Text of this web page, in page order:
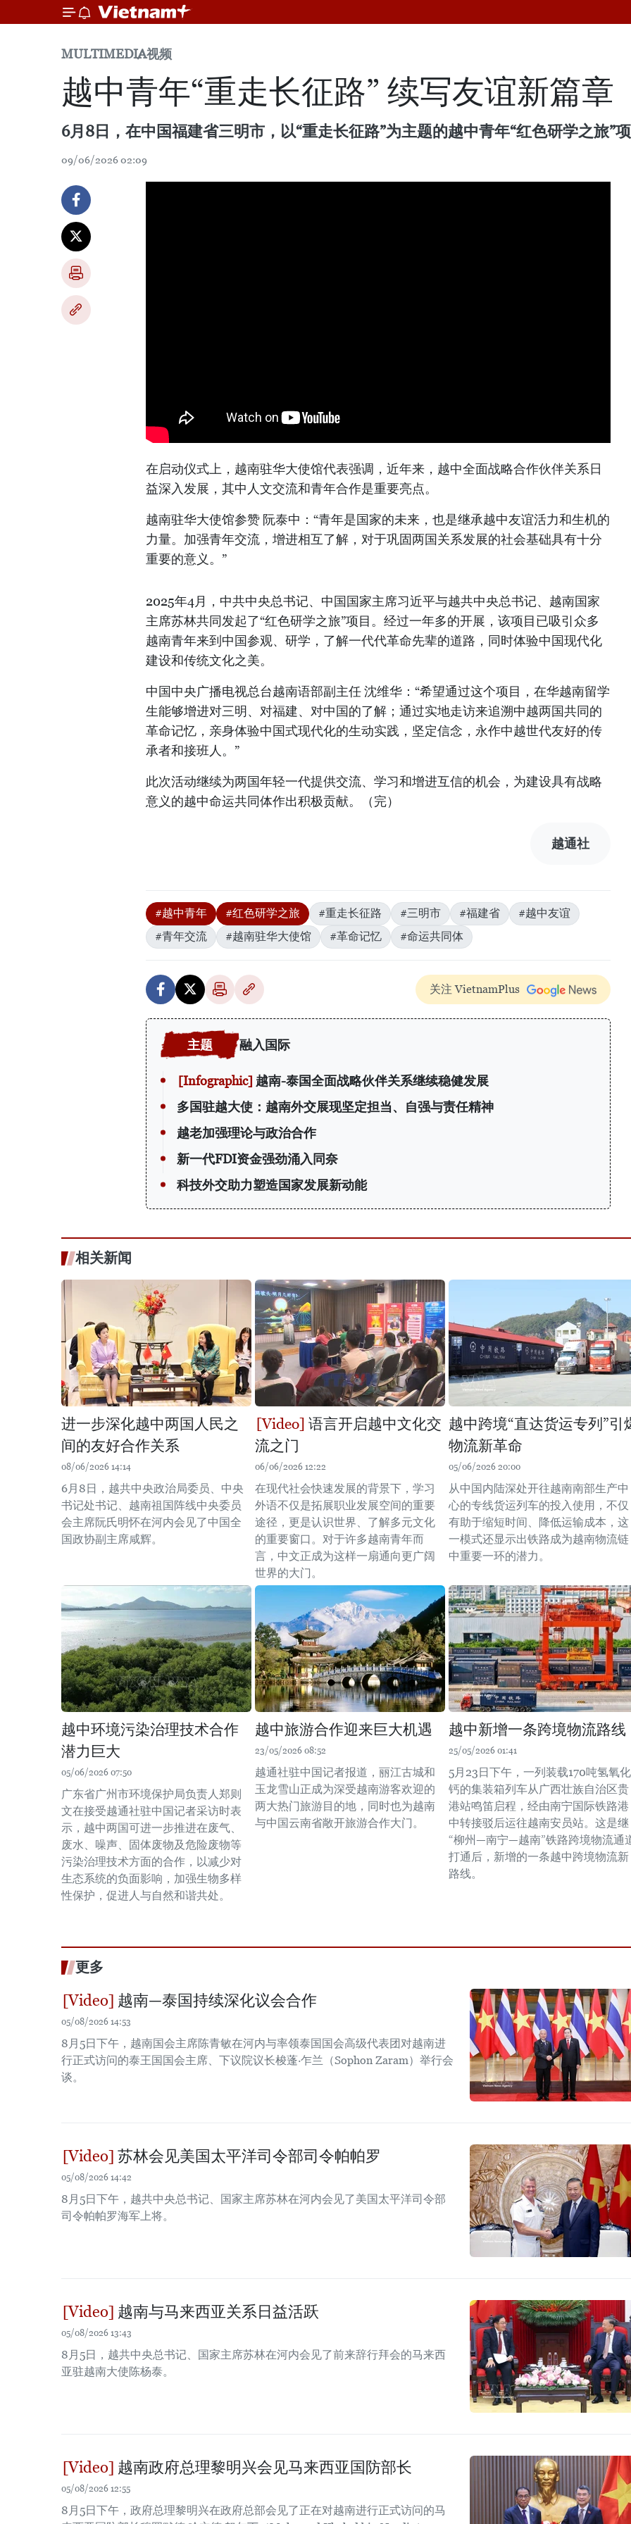
MULTIMEDIA视频
越中青年“重走长征路” 续写友谊新篇章
6月8日，在中国福建省三明市，以“重走长征路”为主题的越中青年“红色研学之旅”
09/06/2026 02:09
在启动仪式上，越南驻华大使馆代表强调，近年来，越中全面战略合作伙伴关系日
益深入发展，其中人文交流和青年合作是重要亮点。
越南驻华大使馆参赞 阮泰中：“青年是国家的未来，也是继承越中友谊活力和生机的
力量。加强青年交流，增进相互了解，对于巩固两国关系发展的社会基础具有十分
重要的意义。”
2025年4月，中共中央总书记、中国国家主席习近平与越共中央总书记、越南国家
主席苏林共同发起了“红色研学之旅”项目。经过一年多的开展，该项目已吸引众多
越南青年来到中国参观、研学，了解一代代革命先辈的道路，同时体验中国现代化
建设和传统文化之美。
中国中央广播电视总台越南语部副主任 沈维华：“希望通过这个项目，在华越南留学
生能够增进对三明、对福建、对中国的了解；通过实地走访来追溯中越两国共同的
革命记忆，亲身体验中国式现代化的生动实践，坚定信念，永作中越世代友好的传
承者和接班人。”
此次活动继续为两国年轻一代提供交流、学习和增进互信的机会，为建设具有战略
意义的越中命运共同体作出积极贡献。（完）
越通社
#越中青年 #红色研学之旅 #重走长征路 #三明市 #福建省
#越中友谊
#青年交流
#越南驻华大使馆 #革命记忆 #命运共同体
关注 VietnamPlus
融入国际
越南-泰国全面战略伙伴关系继续稳健发展
多国驻越大使：越南外交展现坚定担当、自强与责任精神
越老加强理论与政治合作
新一代FDI资金强劲涌入同奈
科技外交助力塑造国家发展新动能
相关新闻
进一步深化越中两国人民之
间的友好合作关系
08/06/2026 14:14
6月8日，越共中央政治局委员、中央
书记处书记、越南祖国阵线中央委员
会主席阮氏明怀在河内会见了中国全
国政协副主席咸辉。
语言开启越中文化交
流之门
06/06/2026 12:22
在现代社会快速发展的背景下，学习
外语不仅是拓展职业发展空间的重要
途径，更是认识世界、了解多元文化
的重要窗口。对于许多越南青年而
言，中文正成为这样一扇通向更广阔
世界的大门。
越中跨境“直达货运专列”引
物流新革命
05/06/2026 20:00
从中国内陆深处开往越南南部生产中
心的专线货运列车的投入使用，不仅
有助于缩短时间、降低运输成本，这
一模式还显示出铁路成为越南物流链
中重要一环的潜力。
越中环境污染治理技术合作
潜力巨大
05/06/2026 07:50
广东省广州市环境保护局负责人郑则
文在接受越通社驻中国记者采访时表
示，越中两国可进一步推进在废气、
废水、噪声、固体废物及危险废物等
污染治理技术方面的合作，以减少对
生态系统的负面影响，加强生物多样
性保护，促进人与自然和谐共处。
越中旅游合作迎来巨大机遇
23/05/2026 08:52
越通社驻中国记者报道，丽江古城和
玉龙雪山正成为深受越南游客欢迎的
两大热门旅游目的地，同时也为越南
与中国云南省敞开旅游合作大门。
越中新增一条跨境物流路线
25/05/2026 01:41
5月23日下午，一列装载170吨氢氧化
钙的集装箱列车从广西壮族自治区贵
港站鸣笛启程，经由南宁国际铁路港
中转接驳后运往越南安员站。这是继
“柳州—南宁—越南”铁路跨境物流通
打通后，新增的一条越中跨境物流新
路线。
更多
越南—泰国持续深化议会合作
05/08/2026 14:53
8月5日下午，越南国会主席陈青敏在河内与率领泰国国会高级代表团对越南进
行正式访问的泰王国国会主席、下议院议长梭蓬·乍兰（Sophon Zaram）举行会
谈。
苏林会见美国太平洋司令部司令帕帕罗
05/08/2026 14:42
8月5日下午，越共中央总书记、国家主席苏林在河内会见了美国太平洋司令部
司令帕帕罗海军上将。
越南与马来西亚关系日益活跃
05/08/2026 13:43
8月5日，越共中央总书记、国家主席苏林在河内会见了前来辞行拜会的马来西
亚驻越南大使陈杨泰。
越南政府总理黎明兴会见马来西亚国防部长
05/08/2026 12:55
8月5日下午，政府总理黎明兴在政府总部会见了正在对越南进行正式访问的马